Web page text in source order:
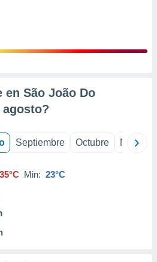
en São João Do
agosto?
Septiembre Octubre
35°C Min: 23°C